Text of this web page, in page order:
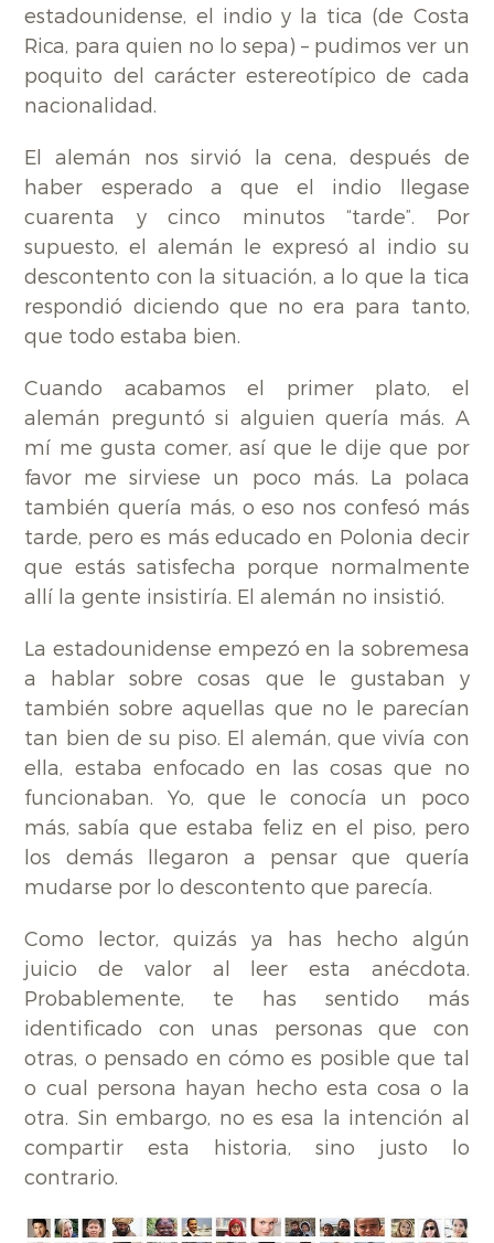
estadounidense, el indio y la tica (de Costa
Rica, para quien no lo sepa) – pudimos ver un
poquito del carácter estereotípico de cada
nacionalidad.
El alemán nos sirvió la cena, después de
haber esperado a que el indio llegase
cuarenta y cinco minutos “tarde”. Por
supuesto, el alemán le expresó al indio su
descontento con la situación, a lo que la tica
respondió diciendo que no era para tanto,
que todo estaba bien.
Cuando acabamos el primer plato, el
alemán preguntó si alguien quería más. A
mí me gusta comer, así que le dije que por
favor me sirviese un poco más. La polaca
también quería más, o eso nos confesó más
tarde, pero es más educado en Polonia decir
que estás satisfecha porque normalmente
allí la gente insistiría. El alemán no insistió.
La estadounidense empezó en la sobremesa
a hablar sobre cosas que le gustaban y
también sobre aquellas que no le parecían
tan bien de su piso. El alemán, que vivía con
ella, estaba enfocado en las cosas que no
funcionaban. Yo, que le conocía un poco
más, sabía que estaba feliz en el piso, pero
los demás llegaron a pensar que quería
mudarse por lo descontento que parecía.
Como lector, quizás ya has hecho algún
juicio de valor al leer esta anécdota.
Probablemente, te has sentido más
identificado con unas personas que con
otras, o pensado en cómo es posible que tal
o cual persona hayan hecho esta cosa o la
otra. Sin embargo, no es esa la intención al
compartir esta historia, sino justo lo
contrario.